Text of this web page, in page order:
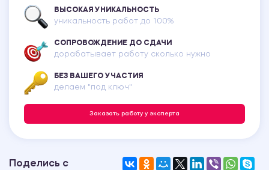
ВЫСОКАЯ УНИКАЛЬНОСТЬ
уникальность работ до 100%
СОПРОВОЖДЕНИЕ ДО СДАЧИ
дорабатывает работу сколько нужно
БЕЗ ВАШЕГО УЧАСТИЯ
делаем "под ключ"
Заказать работу у эксперта
Поделись с